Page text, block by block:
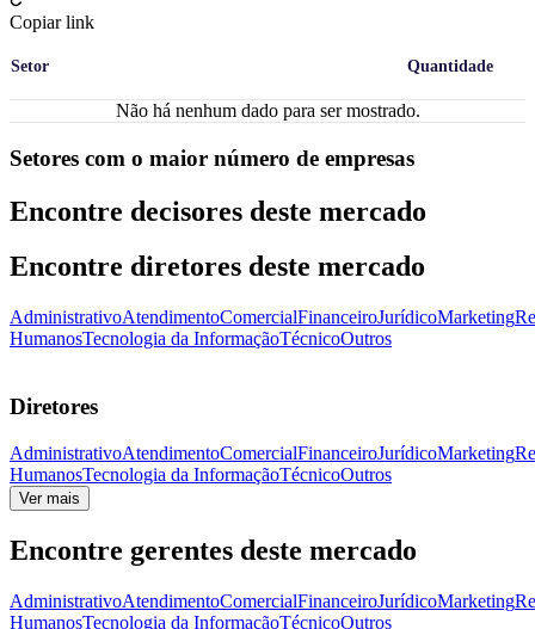
Copiar link
Setor Quantidade
Não há nenhum dado para ser mostrado.
Setores com o maior número de empresas
Encontre decisores deste mercado
Encontre diretores deste mercado
AdministrativoAtendimentoComercialFinanceiroJurídicoMarketing
HumanosTecnologia da InformaçãoTécnicoOutros
Diretores
AdministrativoAtendimentoComercialFinanceiroJurídicoMarketing
HumanosTecnologia da InformaçãoTécnicoOutros
Ver mais
Encontre gerentes deste mercado
AdministrativoAtendimentoComercialFinanceiroJurídicoMarketing
HumanosTecnologia da InformaçãoTécnicoOutros